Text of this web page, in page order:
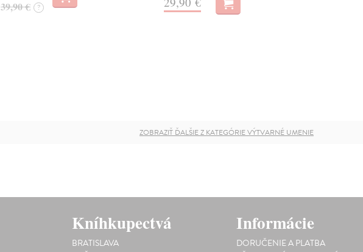
39,90 € ?
ZOBRAZIŤ ĎALŠIE Z KATEGÓRIE VÝTVARNÉ UMENIE
Kníhkupectvá
BRATISLAVA
Informácie
DORUČENIE A PLATBA